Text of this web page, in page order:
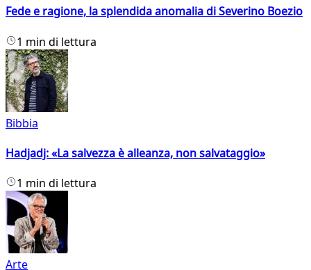
Fede e ragione, la splendida anomalia di Severino Boezio
1 min di lettura
Bibbia
Hadjadj: «La salvezza è alleanza, non salvataggio»
1 min di lettura
Arte